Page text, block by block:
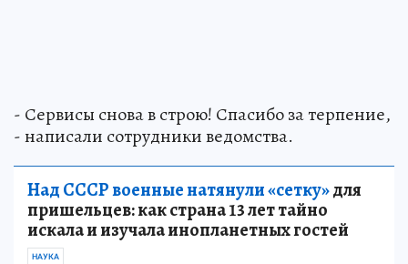
- Сервисы снова в строю! Спасибо за терпение,
- написали сотрудники ведомства.
Над СССР военные натянули «сетку»для
пришельцев: как страна 13 лет тайно
искала и изучала инопланетных гостей
НАУКА